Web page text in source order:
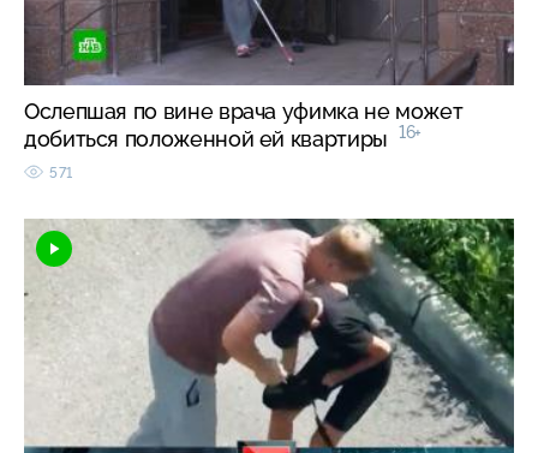
Ослепшая по вине врача уфимка не может
добиться положенной ей квартиры
16+
571